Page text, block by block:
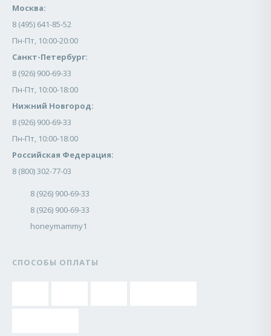
Москва:
8 (495) 641-85-52
Пн-Пт, 10:00-20:00
Санкт-Петербург:
8 (926) 900-69-33
Пн-Пт, 10:00-18:00
Нижний Новгород:
8 (926) 900-69-33
Пн-Пт, 10:00-18:00
Российская Федерация:
8 (800) 302-77-03
8 (926) 900-69-33
8 (926) 900-69-33
honeymammy1
СПОСОБЫ ОПЛАТЫ